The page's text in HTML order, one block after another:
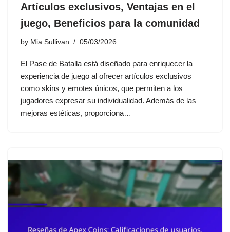
Artículos exclusivos, Ventajas en el
juego, Beneficios para la comunidad
by Mia Sullivan 05/03/2026
El Pase de Batalla está diseñado para enriquecer la
experiencia de juego al ofrecer artículos exclusivos
como skins y emotes únicos, que permiten a los
jugadores expresar su individualidad. Además de las
mejoras estéticas, proporciona…